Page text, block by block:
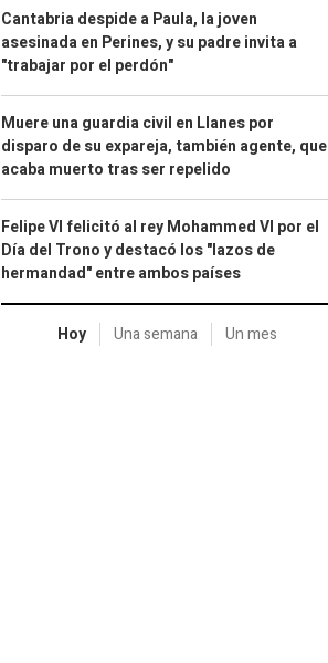
Cantabria despide a Paula, la joven
asesinada en Perines, y su padre invita a
"trabajar por el perdón"
Muere una guardia civil en Llanes por
disparo de su expareja, también agente, que
acaba muerto tras ser repelido
Felipe VI felicitó al rey Mohammed VI por el
Día del Trono y destacó los "lazos de
hermandad" entre ambos países
Hoy Una semana Un mes